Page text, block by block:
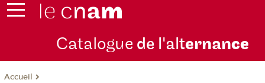
Catalogue de l'alternance
Accueil